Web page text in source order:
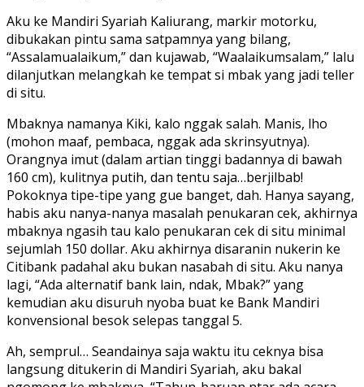
Aku ke Mandiri Syariah Kaliurang, markir motorku,
dibukakan pintu sama satpamnya yang bilang,
“Assalamualaikum,” dan kujawab, “Waalaikumsalam,” lalu
dilanjutkan melangkah ke tempat si mbak yang jadi teller
di situ.
Mbaknya namanya Kiki, kalo nggak salah. Manis, lho
(mohon maaf, pembaca, nggak ada skrinsyutnya).
Orangnya imut (dalam artian tinggi badannya di bawah
160 cm), kulitnya putih, dan tentu saja…berjilbab!
Pokoknya tipe-tipe yang gue banget, dah. Hanya sayang,
habis aku nanya-nanya masalah penukaran cek, akhirnya
mbaknya ngasih tau kalo penukaran cek di situ minimal
sejumlah 150 dollar. Aku akhirnya disaranin nukerin ke
Citibank padahal aku bukan nasabah di situ. Aku nanya
lagi, “Ada alternatif bank lain, ndak, Mbak?” yang
kemudian aku disuruh nyoba buat ke Bank Mandiri
konvensional besok selepas tanggal 5.
Ah, semprul… Seandainya saja waktu itu ceknya bisa
langsung ditukerin di Mandiri Syariah, aku bakal